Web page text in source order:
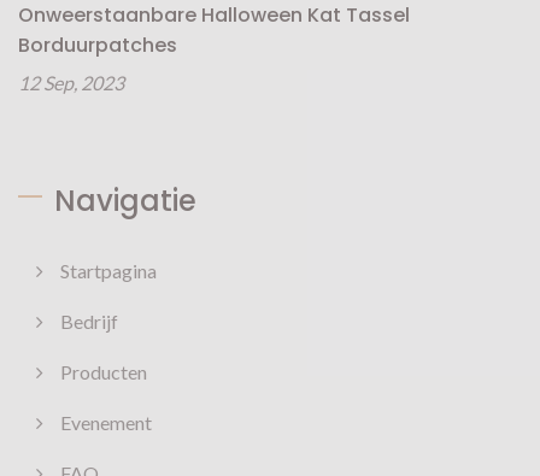
Onweerstaanbare Halloween Kat Tassel
Borduurpatches
12 Sep, 2023
Navigatie
Startpagina
Bedrijf
Producten
Evenement